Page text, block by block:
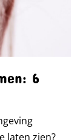
6
laten zien?